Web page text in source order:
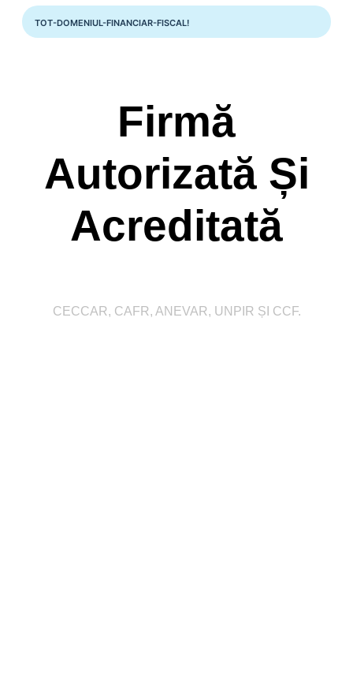
TOT-DOMENIUL-FINANCIAR-FISCAL!
Firmă
Autorizată Și
Acreditată
CECCAR, CAFR, ANEVAR, UNPIR ȘI CCF.